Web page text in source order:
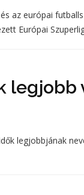
az európai
Európai
legjobb
legjobbjának